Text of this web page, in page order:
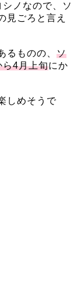
ノなので、ソ
見ごろと言え
るものの、 ソ
ら4月上旬にか
しめそうで